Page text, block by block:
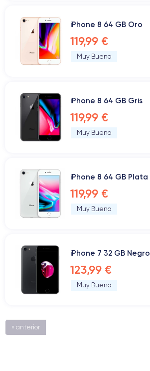
iPhone 8 64 GB Oro
119,99 €
Muy Bueno
iPhone 8 64 GB Gris
119,99 €
Muy Bueno
iPhone 8 64 GB Plata
119,99 €
Muy Bueno
iPhone 7 32 GB Negro
123,99 €
Muy Bueno
« anterior